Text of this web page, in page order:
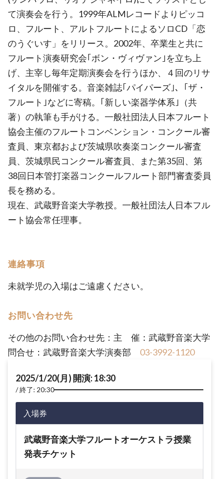
て演奏会を行う。1999年ALMレコードよりピッコ
ロ、フルート、アルトフルートによるソロCD「恋
のうぐいす」をリリース。2002年、卒業生と共に
フルート演奏研究会｢ボン・ヴィヴァン｣を立ち上
げ、主宰し毎年定期演奏会を行うほか、４回のリサ
イタルを開催する。音楽雑誌｢パイパーズ｣、｢ザ・
フルート｣などに寄稿。｢新しい楽器学体系｣（共
著）の執筆も手がける。一般社団法人日本フルート
協会主催のフルートコンベンション・コンクール審
査員、東京都および茨城県吹奏楽コンクール審査
員、茨城県民コンクール審査員、また第35回、第
38回日本管打楽器コンクールフルート部門審査委員
長を務める。
現在、武蔵野音楽大学教授。一般社団法人日本フル
ート協会常任理事。
連絡事項
未就学児の入場はご遠慮ください。
お問い合わせ先
その他のお問い合わせ先：主 催：武蔵野音楽大学
問合せ：武蔵野音楽大学演奏部 03-3992-1120
2025/1/20(月) 開演: 18:30
終了: 20:30
入場券
武蔵野音楽大学フルートオーケストラ授業
発表チケット